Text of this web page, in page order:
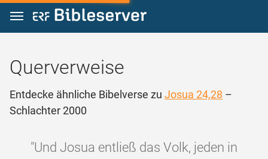
Zum Inhalt springen
Querverweise
Entdecke ähnliche Bibelverse zu Josua 24,28 –
Schlachter 2000
"Und Josua entließ das Volk, jeden in